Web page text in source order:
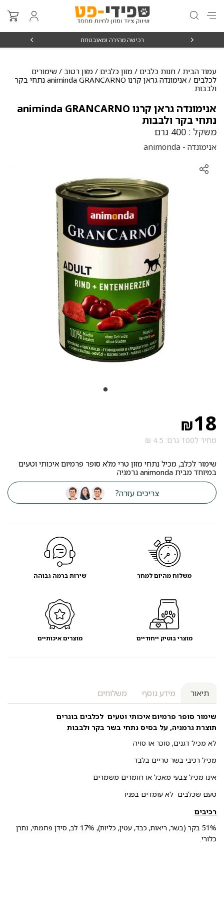
רכישה מהירה ומאובטחת
עמוד הבית / חנות כלבים / מזון כלבים / מזון רטוב / שימורים
לכלבים
/ אנימונדה גראן קרנו animinda GRANCARNO נתחי בקר
ולבבות
אנימונדה גראן קרנו animinda GRANCARNO
נתחי בקר ולבבות
משקל : 400 גרם
אנימונדה - animonda
₪18
מחיר ל100 גרם: 4.5 ₪
שימור לכלב, מכיל נתחי מזון טרי מלא סופר פרמיום איכותי וטעים
במיוחד מבית animonda גרמניה
צריכים עזרה?
תיאור מידע נוסף משלוחים
שימור סופר פרמיום איכותי וטעים לכלבים בוגרים
תוצרת גרמניה, על בסיס נתחי בשר בקר ולבבות
לא מכיל דגנים, סוכר או סויה
מכיל רכיבי בשר טריים בלבד
אינו מכיל צבעי מאכל או חומרים משמרים
טעם שכלבים לא עומדים בפניו
רכיבים
51% בקר (בשר, ריאות, כבד, עטין, כליות), 17% לב, סידן פחמתי, נתרן
כלורי.
משלוח מהיום למחר שירות ברמה גבוהה
מוצרי בוטיק ייחודיים מוצרים איכותיים